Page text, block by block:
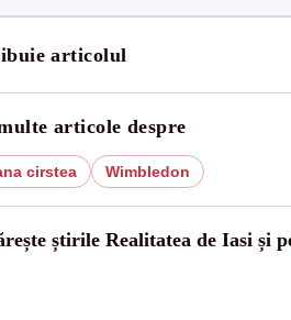
articolul
articole despre
cirstea Wimbledon
știrile Realitatea de Iasi și